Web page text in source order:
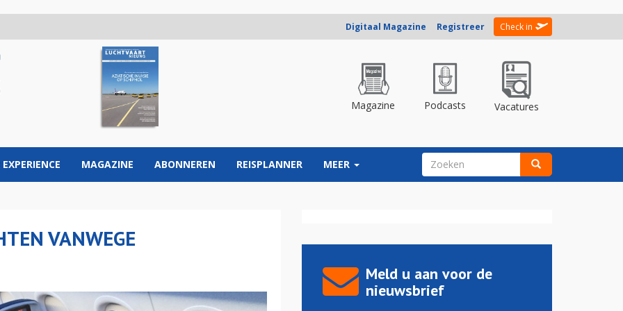
Digitaal Magazine Registreer Check in
Magazine Podcasts Vacatures
EXPERIENCE MAGAZINE ABONNEREN REISPLANNER MEER ZOEKVELD
VANWEGE
Meld u aan voor de
nieuwsbrief